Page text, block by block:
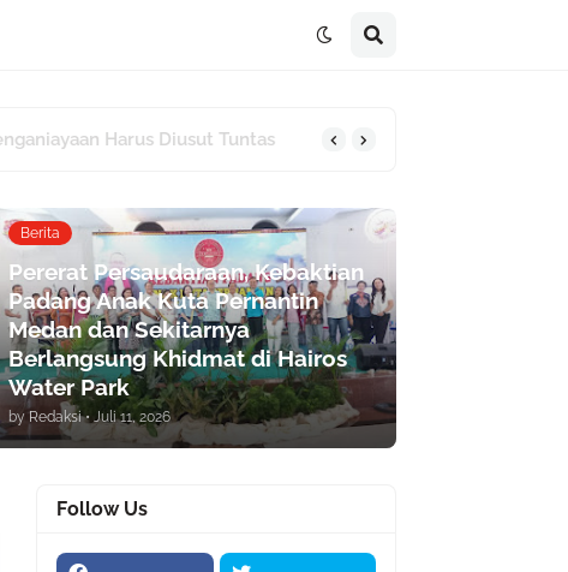
Berita
Pererat Persaudaraan, Kebaktian
Padang Anak Kuta Pernantin
Medan dan Sekitarnya
Berlangsung Khidmat di Hairos
Water Park
by Redaksi • Juli 11, 2026
Follow Us